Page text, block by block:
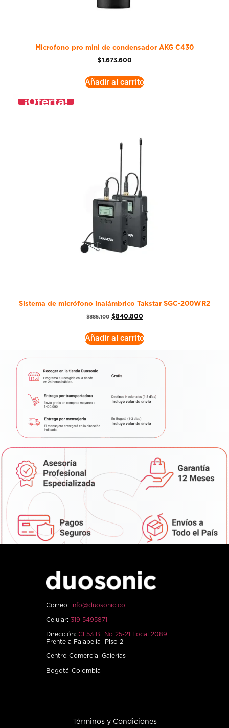
Microfono pro mini de condensador AKG C430
$1.673.600
Añadir al carrito
¡Oferta!
Sistema de micrófono inalámbrico Takstar SGC-200WR2
$885.100 $840.800
Añadir al carrito
Correo: info@duosonic.co
Celular: 319 5495871
Dirección: Cl 53 B No 25-21 Local 2089
Frente a Falabella Piso 2
Centro Comercial Galerías
Bogotá-Colombia
Términos y Condiciones